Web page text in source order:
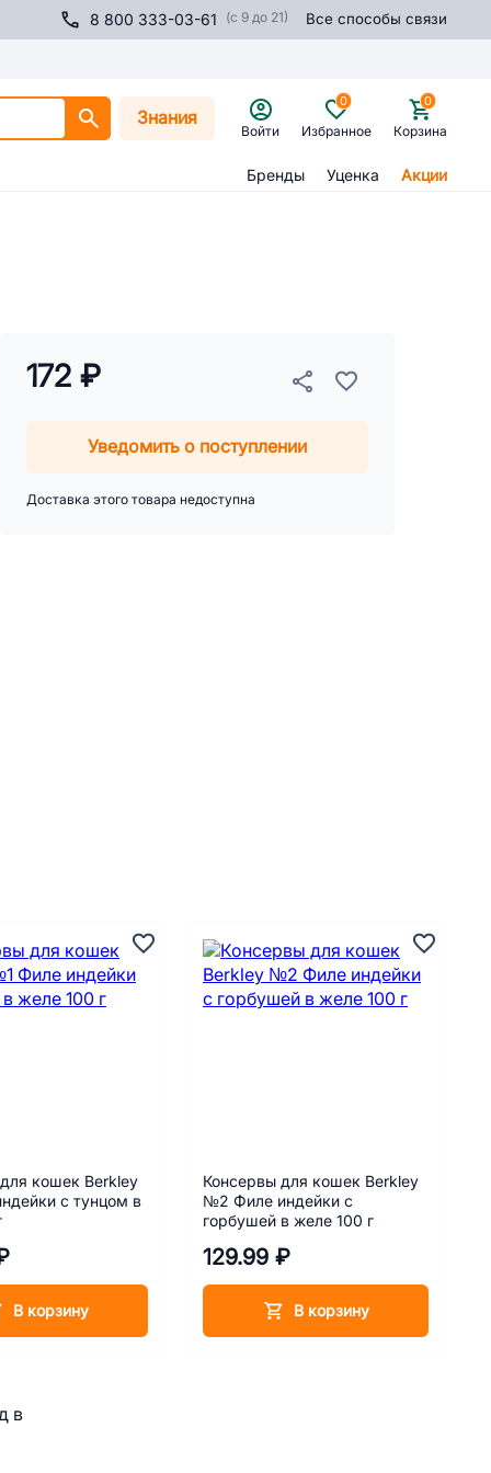
8 800 333-03-61 (с 9 до 21) Все способы связи
Знания
Войти Избранное
0
Корзина
0
Бренды Уценка Акции
172 ₽
Уведомить о поступлении
Доставка этого товара недоступна
в
кошек Berkley
с тунцом в
В корзину
Консервы для кошек Berkley
№2 Филе индейки с
горбушей в желе 100 г
129.99 ₽
В корзину